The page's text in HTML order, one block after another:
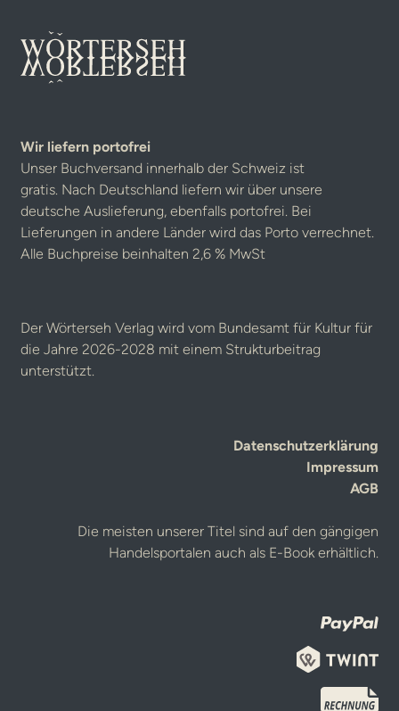
Wir liefern portofrei
Unser Buchversand innerhalb der Schweiz ist
gratis. Nach Deutschland liefern wir über unsere
deutsche Auslieferung, ebenfalls portofrei. Bei
Lieferungen in andere Länder wird das Porto verrechnet.
Alle Buchpreise beinhalten 2,6 % MwSt
Der Wörterseh Verlag wird vom Bundesamt für Kultur für
die Jahre 2026-2028 mit einem Strukturbeitrag
unterstützt.
Datenschutzerklärung
Impressum
AGB
Die meisten unserer Titel sind auf den gängigen
Handelsportalen auch als E-Book erhältlich.